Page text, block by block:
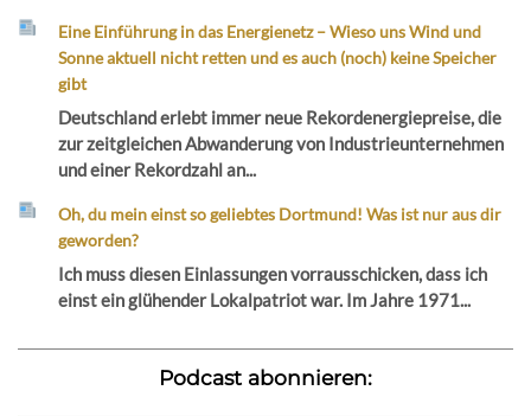
Eine Einführung in das Energienetz – Wieso uns Wind und
Sonne aktuell nicht retten und es auch (noch) keine Speicher
gibt
Deutschland erlebt immer neue Rekordenergiepreise, die
zur zeitgleichen Abwanderung von Industrieunternehmen
und einer Rekordzahl an...
Oh, du mein einst so geliebtes Dortmund! Was ist nur aus dir
geworden?
Ich muss diesen Einlassungen vorrausschicken, dass ich
einst ein glühender Lokalpatriot war. Im Jahre 1971...
Podcast abonnieren: